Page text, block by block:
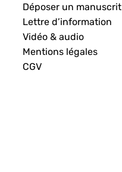
Déposer un manuscrit
Lettre d’information
Vidéo & audio
Mentions légales
CGV